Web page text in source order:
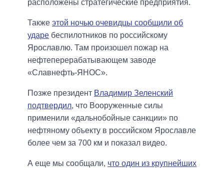
расположены стратегические предприятия.
Также этой ночью очевидцы сообщили об
ударе беспилотников по российскому
Ярославлю. Там произошел пожар на
нефтеперерабатывающем заводе
«Славнефть-ЯНОС».
Позже президент Владимир Зеленский
подтвердил, что Вооруженные силы
применили «дальнобойные санкции» по
нефтяному объекту в российском Ярославле
более чем за 700 км и показал видео.
А еще мы сообщали, что один из крупнейших